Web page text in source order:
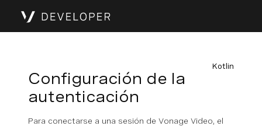
Kotlin
Configuración de la
autenticación
Para conectarse a una sesión de Vonage Video, el